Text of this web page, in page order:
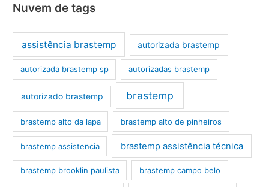
Nuvem de tags
assistência brastemp autorizada brastemp
autorizada brastemp sp autorizadas brastemp
autorizado brastemp brastemp
brastemp alto da lapa brastemp alto de pinheiros
brastemp assistencia brastemp assistência técnica
brastemp brooklin paulista brastemp campo belo